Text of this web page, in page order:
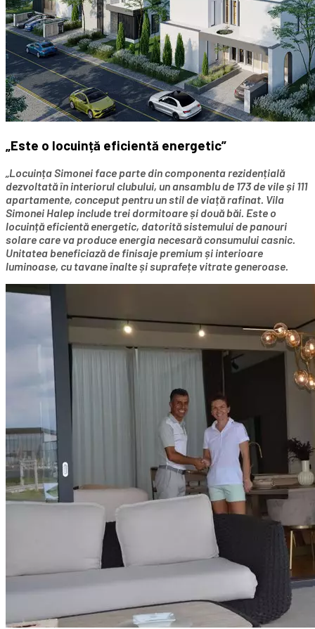
„Este o locuință eficientă energetic”
„Locuința Simonei face parte din componenta rezidențială
dezvoltată în interiorul clubului, un ansamblu de 173 de vile și 111
apartamente, conceput pentru un stil de viață rafinat. Vila
Simonei Halep include trei dormitoare și două băi. Este o
locuință eficientă energetic, datorită sistemului de panouri
solare care va produce energia necesară consumului casnic.
Unitatea beneficiază de finisaje premium și interioare
luminoase, cu tavane înalte și suprafețe vitrate generoase.